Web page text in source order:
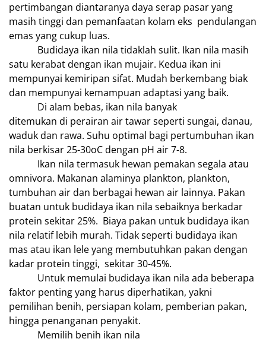
pertimbangan diantaranya daya serap pasar yang
masih tinggi dan pemanfaatan kolam eks pendulangan
emas yang cukup luas.
Budidaya ikan nila tidaklah sulit. Ikan nila masih
satu kerabat dengan ikan mujair. Kedua ikan ini
mempunyai kemiripan sifat. Mudah berkembang biak
dan mempunyai kemampuan adaptasi yang baik.
Di alam bebas, ikan nila banyak
ditemukan di perairan air tawar seperti sungai, danau,
waduk dan rawa. Suhu optimal bagi pertumbuhan ikan
nila berkisar 25-30oC dengan pH air 7-8.
Ikan nila termasuk hewan pemakan segala atau
omnivora. Makanan alaminya plankton, plankton,
tumbuhan air dan berbagai hewan air lainnya. Pakan
buatan untuk budidaya ikan nila sebaiknya berkadar
protein sekitar 25%. Biaya pakan untuk budidaya ikan
nila relatif lebih murah. Tidak seperti budidaya ikan
mas atau ikan lele yang membutuhkan pakan dengan
kadar protein tinggi, sekitar 30-45%.
Untuk memulai budidaya ikan nila ada beberapa
faktor penting yang harus diperhatikan, yakni
pemilihan benih, persiapan kolam, pemberian pakan,
hingga penanganan penyakit.
Memilih benih ikan nila